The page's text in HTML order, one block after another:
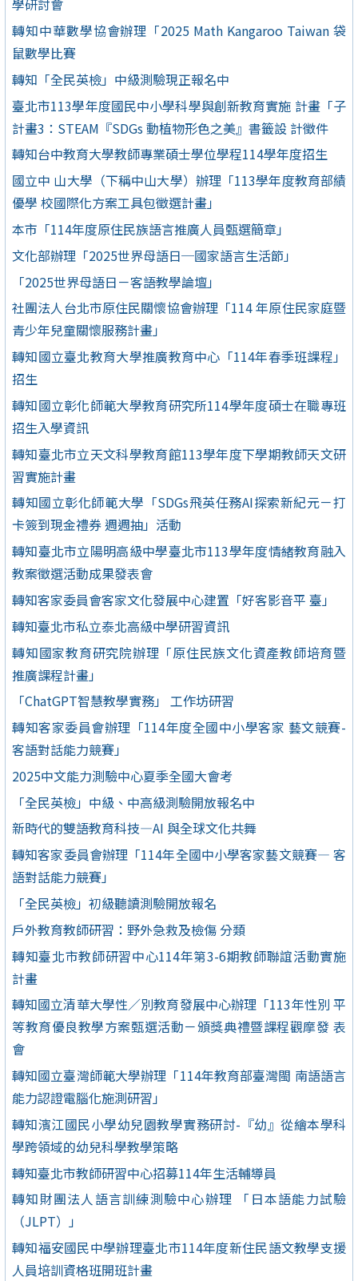
學研討會
轉知中華數學協會辦理「2025 Math Kangaroo Taiwan 袋
鼠數學比賽
轉知「全民英檢」中級測驗現正報名中
臺北市113學年度國民中小學科學與創新教育實施 計畫「子
計畫3：STEAM『SDGs 動植物形色之美』書籤設 計徵件
轉知台中教育大學教師專業碩士學位學程114學年度招生
國立中 山大學（下稱中山大學）辦理「113學年度教育部績
優學 校國際化方案工具包徵選計畫」
本市「114年度原住民族語言推廣人員甄選簡章」
文化部辦理「2025世界母語日─國家語言生活節」
「2025世界母語日－客語教學論壇」
社團法人台北市原住民關懷協會辦理「114 年原住民家庭暨
青少年兒童關懷服務計畫」
轉知國立臺北教育大學推廣教育中心「114年春季班課程」
招生
轉知國立彰化師範大學教育研究所114學年度碩士在職專班
招生入學資訊
轉知臺北市立天文科學教育館113學年度下學期教師天文研
習實施計畫
轉知國立彰化師範大學「SDGs飛英任務AI探索新紀元－打
卡簽到現金禮券 週週抽」活動
轉知臺北市立陽明高級中學臺北市113學年度情緒教育融入
教案徵選活動成果發表會
轉知客家委員會客家文化發展中心建置「好客影音平 臺」
轉知臺北市私立泰北高級中學研習資訊
轉知國家教育研究院辦理「原住民族文化資產教師培育暨
推廣課程計畫」
「ChatGPT智慧教學實務」 工作坊研習
轉知客家委員會辦理「114年度全國中小學客家 藝文競賽-
客語對話能力競賽」
2025中文能力測驗中心夏季全國大會考
「全民英檢」中級、中高級測驗開放報名中
新時代的雙語教育科技—AI 與全球文化共舞
轉知客家委員會辦理「114年全國中小學客家藝文競賽— 客
語對話能力競賽」
「全民英檢」初級聽讀測驗開放報名
戶外教育教師研習：野外急救及檢傷 分類
轉知臺北市教師研習中心114年第3-6期教師聯誼活動實施
計畫
轉知國立清華大學性／別教育發展中心辦理「113年性別 平
等教育優良教學方案甄選活動－頒獎典禮暨課程觀摩發 表
會
轉知國立臺灣師範大學辦理「114年教育部臺灣閩 南語語言
能力認證電腦化施測研習」
轉知濱江國民小學幼兒園教學實務研討-『幼』從繪本學科
學跨領域的幼兒科學教學策略
轉知臺北市教師研習中心招募114年生活輔導員
轉知財團法人語言訓練測驗中心辦理 「日本語能力試驗
（JLPT）」
轉知福安國民中學辦理臺北市114年度新住民語文教學支援
人員培訓資格班開班計畫